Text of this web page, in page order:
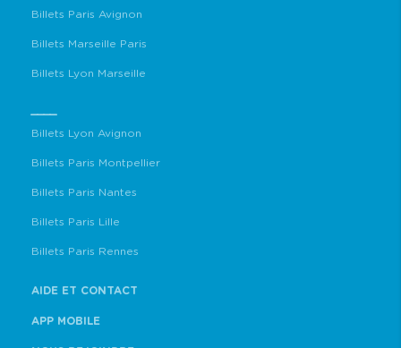
Billets Paris Avignon
Billets Marseille Paris
Billets Lyon Marseille
Billets Lyon Avignon
Billets Paris Montpellier
Billets Paris Nantes
Billets Paris Lille
Billets Paris Rennes
AIDE ET CONTACT
APP MOBILE